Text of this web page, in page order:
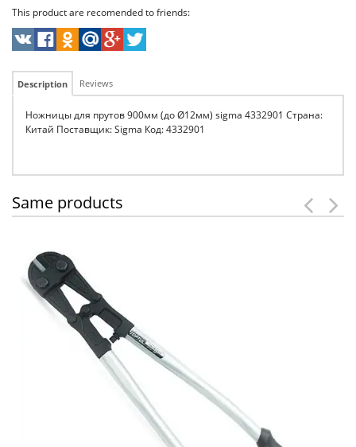
This product are recomended to friends:
Description Reviews
Ножницы для прутов 900мм (до Ø12мм) sigma 4332901 Страна:
Китай Поставщик: Sigma Код: 4332901
Same products